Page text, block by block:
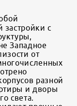
застройки с
Западное
от
разной
и дворы
света.